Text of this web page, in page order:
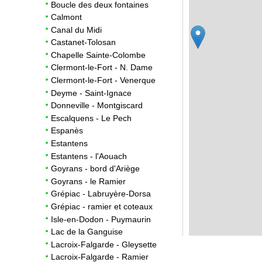
Boucle des deux fontaines
Calmont
Canal du Midi
Castanet-Tolosan
Chapelle Sainte-Colombe
Clermont-le-Fort - N. Dame
Clermont-le-Fort - Venerque
Deyme - Saint-Ignace
Donneville - Montgiscard
Escalquens - Le Pech
Espanès
Estantens
Estantens - l'Aouach
Goyrans - bord d'Ariège
Goyrans - le Ramier
Grépiac - Labruyère-Dorsa
Grépiac - ramier et coteaux
Isle-en-Dodon - Puymaurin
Lac de la Ganguise
Lacroix-Falgarde - Gleysette
Lacroix-Falgarde - Ramier